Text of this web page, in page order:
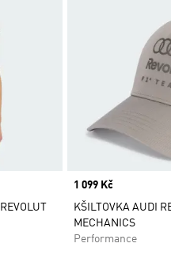
Price
1 099 Kč
KŠILTOVKA AUDI
MECHANICS
Performance